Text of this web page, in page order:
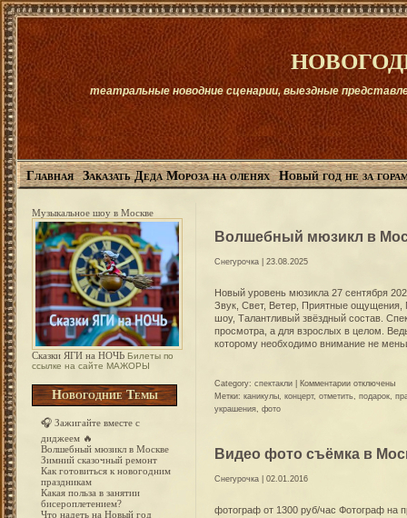
театральные новодние сценарии, выездные
Главная Заказать Деда Мороза на оленях Новый год не за
Музыкальное шоу в Москве
Сказки ЯГИ на НОЧЬ Билеты по
ссылке на сайте МАЖОРЫ
Новогодние Темы
🎧 Зажигайте вместе с
диджеем 🔥
Волшебный мюзикл в Москве
Зимний сказочный ремонт
Как готовиться к новогодним
праздникам
Какая польза в занятии
бисероплетением?
Что надеть на Новый год
Волшебный мюзикл в
Снегурочка | 23.08.2025
Новый уровень мюзикла 27 сентября
Звук, Свет, Ветер, Приятные ощущения,
шоу, Талантливый звёздный состав.
просмотра, а для взрослых в целом.
которому необходимо внимание не
Category: спектакли Комментариик
записи
Москве
отключены
Метки: каникулы, концерт, отметить, подарок,
украшения, фото
Видео фото съёмка в
Снегурочка | 02.01.2016
фотограф от 1300 руб/час Фотограф на